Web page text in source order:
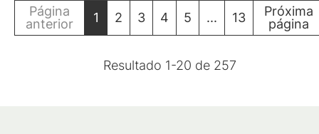
Página
anterior
1 2 3 4 5 ... 13
Próxima
página
Resultado 1-20 de 257